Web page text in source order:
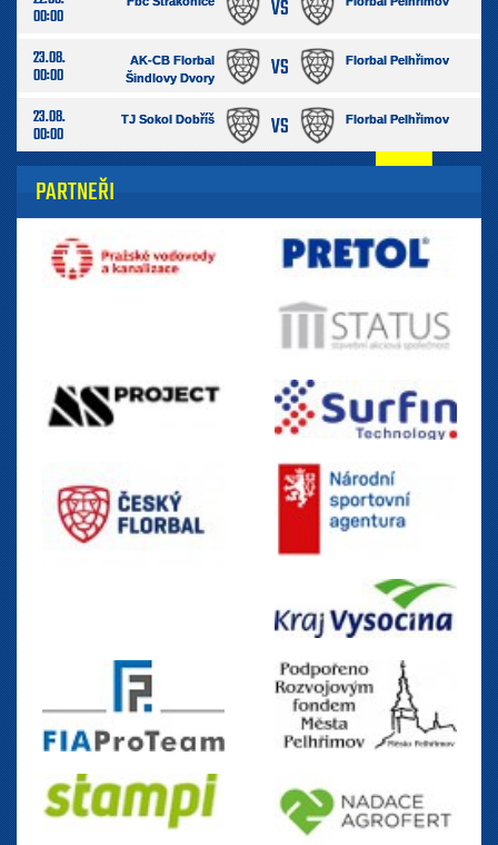
00:00 VS
23.08.
00:00
AK-CB Florbal
Šindlovy Dvory
VS Florbal Pelhřimov
23.08.
00:00
TJ Sokol Dobříš VS Florbal Pelhřimov
PARTNEŘI